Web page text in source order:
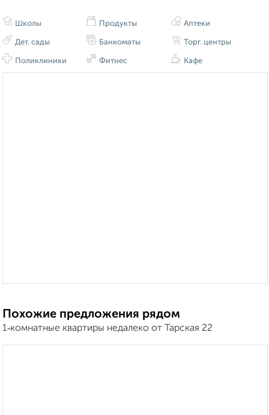
Школы
Дет. сады
Поликлиники
Продукты
Банкоматы
Фитнес
Аптеки
Торг. центры
Кафе
Похожие предложения рядом
1‑комнатные квартиры недалеко от Тарская 22